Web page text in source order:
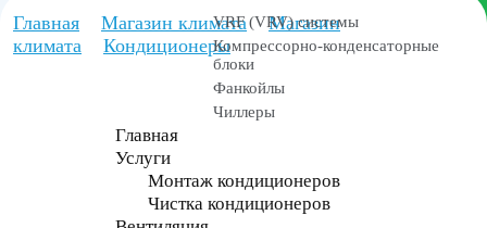
VRF (VRV) системы
Компрессорно-конденсаторные
блоки
Фанкойлы
Чиллеры
Главная
Услуги
Монтаж кондиционеров
Чистка кондиционеров
Главная Магазин климата
Магазин
климата
Кондиционеры